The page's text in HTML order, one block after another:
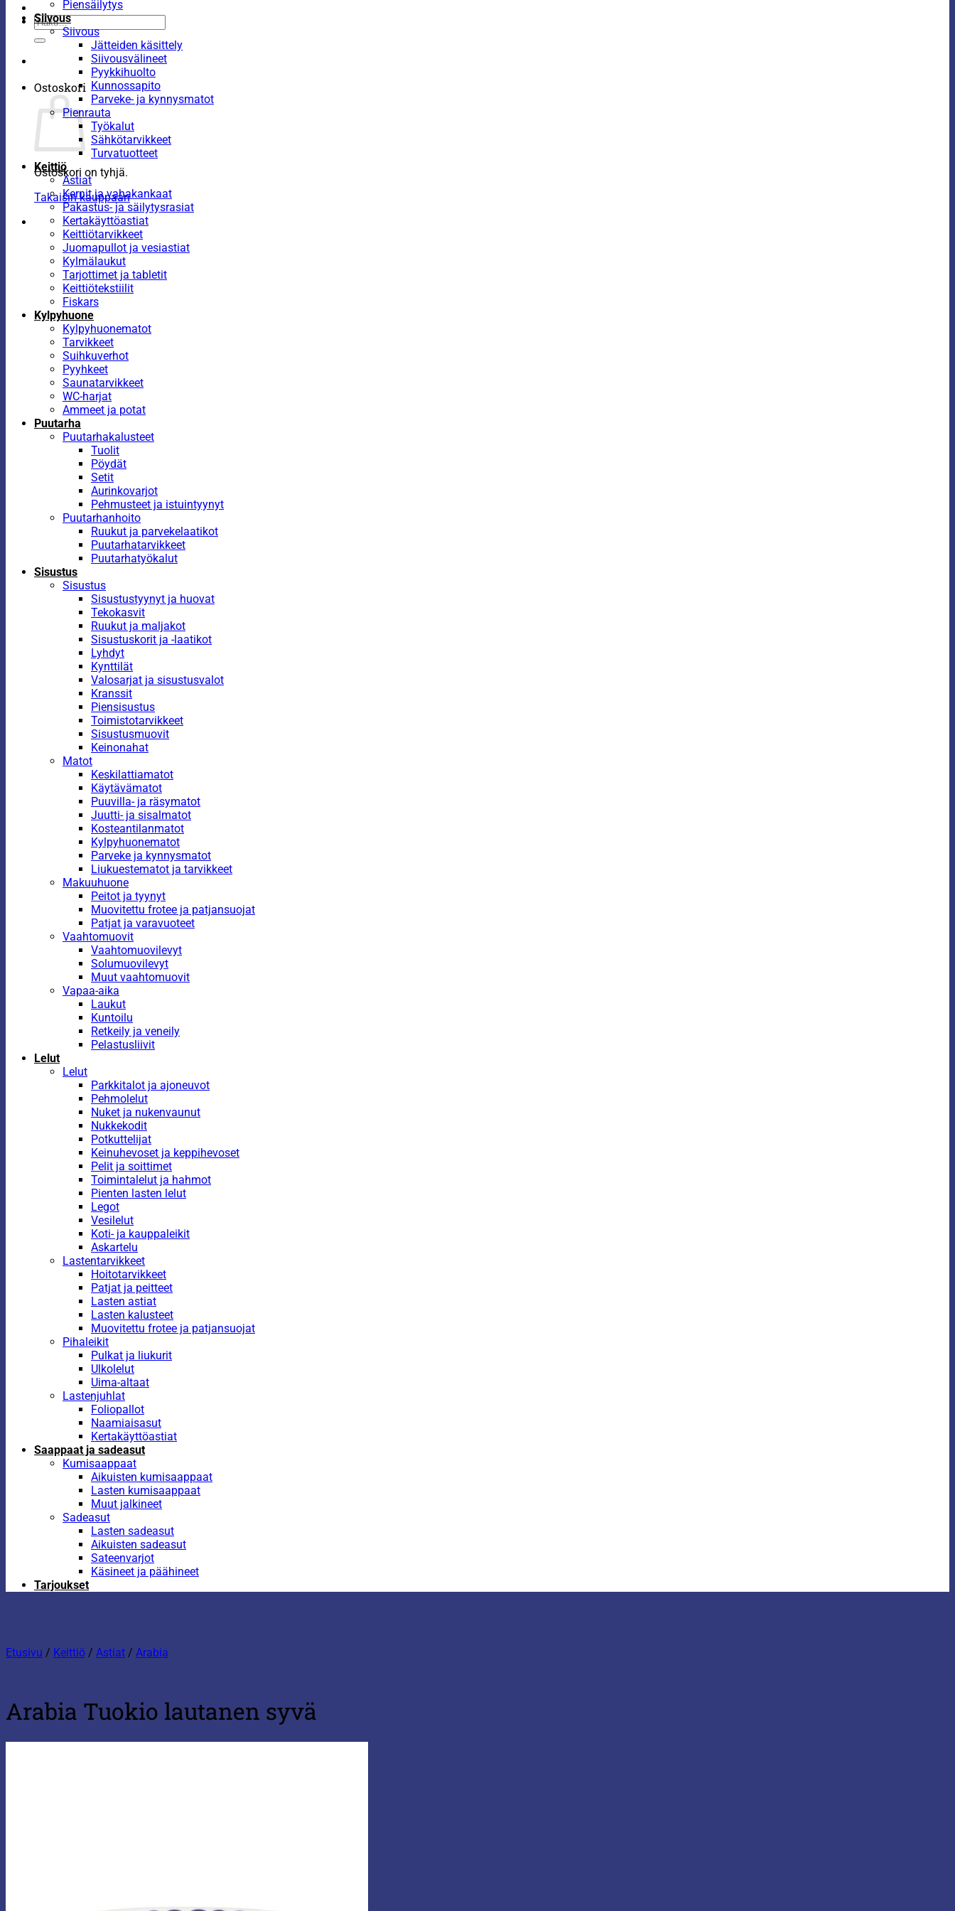
Etsi:
Ostoskori
Ostoskori on tyhjä.
Takaisin kauppaan
Piensäilytys
Siivous
Siivous
Jätteiden käsittely
Siivousvälineet
Pyykkihuolto
Kunnossapito
Parveke- ja kynnysmatot
Pienrauta
Työkalut
Sähkötarvikkeet
Turvatuotteet
Keittiö
Astiat
Kernit ja vahakankaat
Pakastus- ja säilytysrasiat
Kertakäyttöastiat
Keittiötarvikkeet
Juomapullot ja vesiastiat
Kylmälaukut
Tarjottimet ja tabletit
Keittiötekstiilit
Fiskars
Kylpyhuone
Kylpyhuonematot
Tarvikkeet
Suihkuverhot
Pyyhkeet
Saunatarvikkeet
WC-harjat
Ammeet ja potat
Puutarha
Puutarhakalusteet
Tuolit
Pöydät
Setit
Aurinkovarjot
Pehmusteet ja istuintyynyt
Puutarhanhoito
Ruukut ja parvekelaatikot
Puutarhatarvikkeet
Puutarhatyökalut
Sisustus
Sisustus
Sisustustyynyt ja huovat
Tekokasvit
Ruukut ja maljakot
Sisustuskorit ja -laatikot
Lyhdyt
Kynttilät
Valosarjat ja sisustusvalot
Kranssit
Piensisustus
Toimistotarvikkeet
Sisustusmuovit
Keinonahat
Matot
Keskilattiamatot
Käytävämatot
Puuvilla- ja räsymatot
Juutti- ja sisalmatot
Kosteantilanmatot
Kylpyhuonematot
Parveke ja kynnysmatot
Liukuestematot ja tarvikkeet
Makuuhuone
Peitot ja tyynyt
Muovitettu frotee ja patjansuojat
Patjat ja varavuoteet
Vaahtomuovit
Vaahtomuovilevyt
Solumuovilevyt
Muut vaahtomuovit
Vapaa-aika
Laukut
Kuntoilu
Retkeily ja veneily
Pelastusliivit
Lelut
Lelut
Parkkitalot ja ajoneuvot
Pehmolelut
Nuket ja nukenvaunut
Nukkekodit
Potkuttelijat
Keinuhevoset ja keppihevoset
Pelit ja soittimet
Toimintalelut ja hahmot
Pienten lasten lelut
Legot
Vesilelut
Koti- ja kauppaleikit
Askartelu
Lastentarvikkeet
Hoitotarvikkeet
Patjat ja peitteet
Lasten astiat
Lasten kalusteet
Muovitettu frotee ja patjansuojat
Pihaleikit
Pulkat ja liukurit
Ulkolelut
Uima-altaat
Lastenjuhlat
Foliopallot
Naamiaisasut
Kertakäyttöastiat
Saappaat ja sadeasut
Kumisaappaat
Aikuisten kumisaappaat
Lasten kumisaappaat
Muut jalkineet
Sadeasut
Lasten sadeasut
Aikuisten sadeasut
Sateenvarjot
Käsineet ja päähineet
Tarjoukset
Etusivu / Keittiö / Astiat / Arabia
Arabia Tuokio lautanen syvä